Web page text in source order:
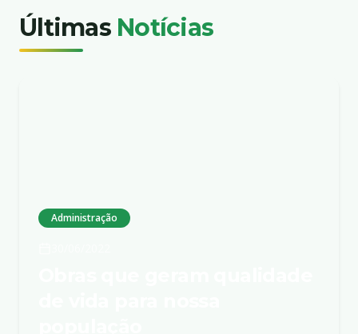
Últimas Notícias
Administração